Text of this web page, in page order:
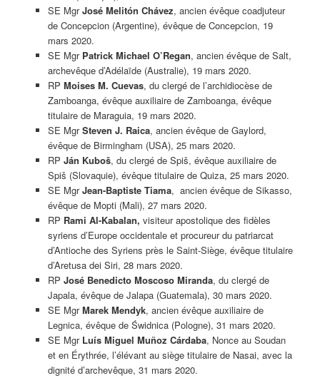
SE MgrJosé Melitón Chávez, ancien évêque coadjuteur
de Concepcion (Argentine), évêque de Concepcion, 19
mars 2020.
SE Mgr Patrick Michael O’Regan, ancien évêque de Salt,
archevêque d’Adélaïde (Australie), 19 mars 2020.
RP Moises M. Cuevas, du clergé de l’archidiocèse de
Zamboanga, évêque auxiliaire de Zamboanga, évêque
titulaire de Maraguia, 19 mars 2020.
SE MgrSteven J. Raica, ancien évêque de Gaylord,
évêque de Birmingham (USA), 25 mars 2020.
RP Ján Kuboš, du clergé de Spiš, évêque auxiliaire de
Spiš (Slovaquie), évêque titulaire de Quiza, 25 mars 2020.
SE MgrJean-Baptiste Tiama, ancien évêque de Sikasso,
évêque de Mopti (Mali), 27 mars 2020.
RP Rami Al-Kabalan, visiteur apostolique des fidèles
syriens d’Europe occidentale et procureur du patriarcat
d’Antioche des Syriens près le Saint-Siège, évêque titulaire
d’Aretusa dei Siri, 28 mars 2020.
RP José Benedicto Moscoso Miranda, du clergé de
Japala, évêque de Jalapa (Guatemala), 30 mars 2020.
SE MgrMarek Mendyk, ancien évêque auxiliaire de
Legnica, évêque de Świdnica (Pologne), 31 mars 2020.
SE Mgr Luís Miguel Muñoz Cárdaba, Nonce au Soudan
et en Érythrée, l’élévant au siège titulaire de Nasai, avec la
dignité d’archevêque, 31 mars 2020.